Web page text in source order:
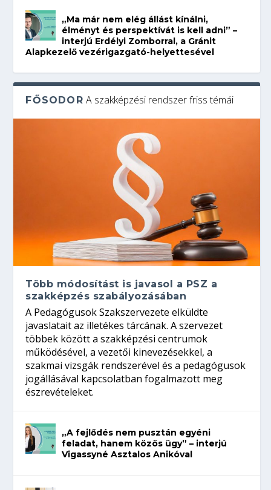
„Ma már nem elég állást kínálni,
élményt és perspektívát is kell adni” –
interjú Erdélyi Zomborral, a Gránit
Alapkezelő vezérigazgató-helyettesével
FŐSODOR A szakképzési rendszer friss témái
Több módosítást is javasol a PSZ a
szakképzés szabályozásában
A Pedagógusok Szakszervezete elküldte
javaslatait az illetékes tárcának. A szervezet
többek között a szakképzési centrumok
működésével, a vezetői kinevezésekkel, a
szakmai vizsgák rendszerével és a pedagógusok
jogállásával kapcsolatban fogalmazott meg
észrevételeket.
„A fejlődés nem pusztán egyéni
feladat, hanem közös ügy” – interjú
Vigassyné Asztalos Anikóval